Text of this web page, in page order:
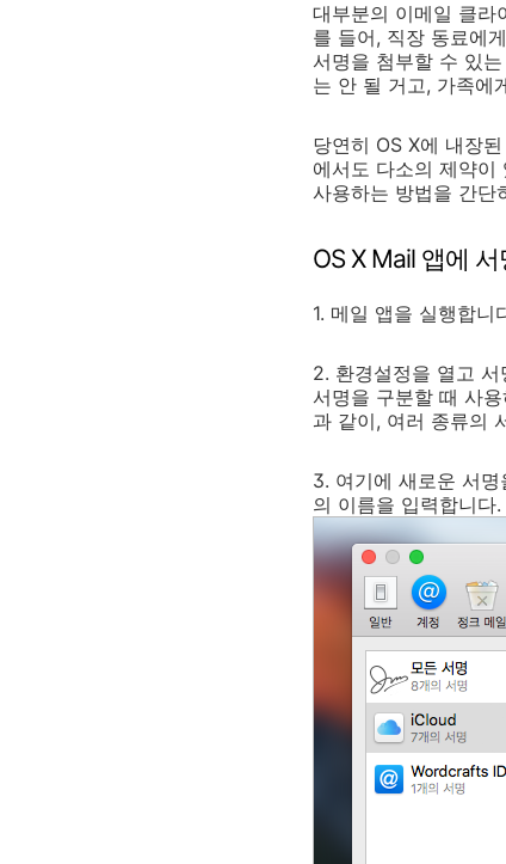
대부분의 이메일 클라
를 들어, 직장 동료에
서명을 첨부할 수 있
는 안 될 거고, 가족에
당연히 OS X에 내장
에서도 다소의 제약이
사용하는 방법을 간단
OS X Mail 앱에
1. 메일 앱을 실행합니
2. 환경설정을 열고
서명을 구분할 때 사
과 같이, 여러 종류의
3. 여기에 새로운 서
의 이름을 입력합니